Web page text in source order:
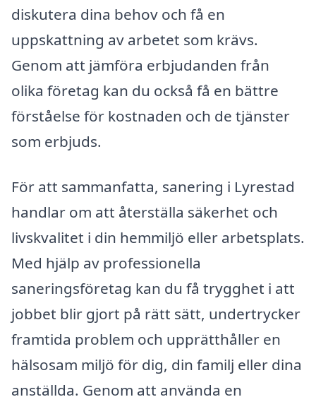
diskutera dina behov och få en
uppskattning av arbetet som krävs.
Genom att jämföra erbjudanden från
olika företag kan du också få en bättre
förståelse för kostnaden och de tjänster
som erbjuds.
För att sammanfatta, sanering i Lyrestad
handlar om att återställa säkerhet och
livskvalitet i din hemmiljö eller arbetsplats.
Med hjälp av professionella
saneringsföretag kan du få trygghet i att
jobbet blir gjort på rätt sätt, undertrycker
framtida problem och upprätthåller en
hälsosam miljö för dig, din familj eller dina
anställda. Genom att använda en